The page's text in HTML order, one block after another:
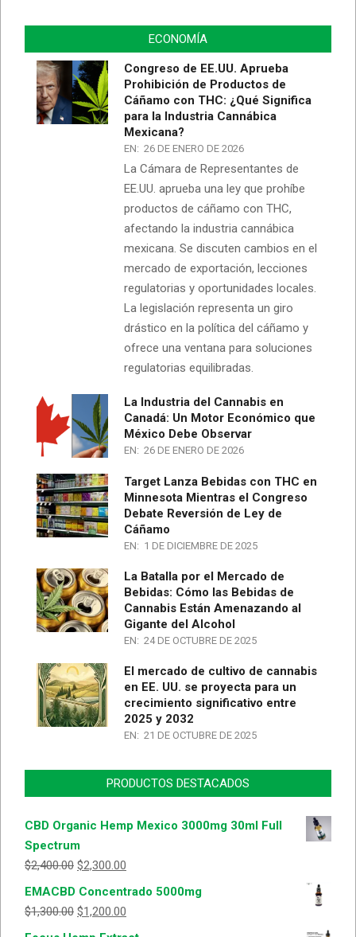
ECONOMÍA
Congreso de EE.UU. Aprueba
Prohibición de Productos de
Cáñamo con THC: ¿Qué Significa
para la Industria Cannábica
Mexicana?
EN: 26 DE ENERO DE 2026
La Cámara de Representantes de
EE.UU. aprueba una ley que prohíbe
productos de cáñamo con THC,
afectando la industria cannábica
mexicana. Se discuten cambios en el
mercado de exportación, lecciones
regulatorias y oportunidades locales.
La legislación representa un giro
drástico en la política del cáñamo y
ofrece una ventana para soluciones
regulatorias equilibradas.
La Industria del Cannabis en
Canadá: Un Motor Económico que
México Debe Observar
EN: 26 DE ENERO DE 2026
Target Lanza Bebidas con THC en
Minnesota Mientras el Congreso
Debate Reversión de Ley de
Cáñamo
EN: 1 DE DICIEMBRE DE 2025
La Batalla por el Mercado de
Bebidas: Cómo las Bebidas de
Cannabis Están Amenazando al
Gigante del Alcohol
EN: 24 DE OCTUBRE DE 2025
El mercado de cultivo de cannabis
en EE. UU. se proyecta para un
crecimiento significativo entre
2025 y 2032
EN: 21 DE OCTUBRE DE 2025
PRODUCTOS DESTACADOS
CBD Organic Hemp Mexico 3000mg 30ml Full
Spectrum
$2,400.00 $2,300.00
EMACBD Concentrado 5000mg
$1,300.00 $1,200.00